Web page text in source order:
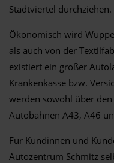
Stadtviertel durchziehen.
Ökonomisch wird
als auch von der
existiert ein großer
Krankenkasse bzw.
werden sowohl über
Autobahnen A43, A46
Für Kundinnen und
Autozentrum Schmitz